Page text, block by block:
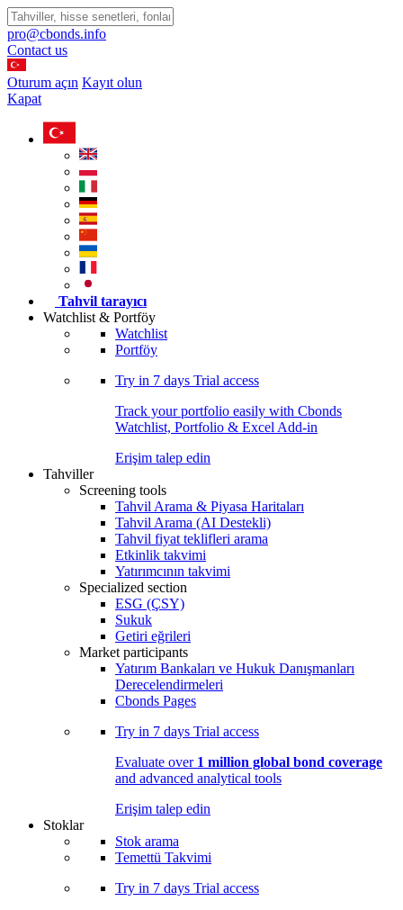
pro@cbonds.info
Contact us
Oturum açın Kayıt olun
Kapat
Tahvil tarayıcı
Watchlist & Portföy
Watchlist
Portföy
Try in 7 days Trial access
Track your portfolio easily with Cbonds
Watchlist, Portfolio & Excel Add-in
Erişim talep edin
Tahviller
Screening tools
Tahvil Arama & Piyasa Haritaları
Tahvil Arama (AI Destekli)
Tahvil fiyat teklifleri arama
Etkinlik takvimi
Yatırımcının takvimi
Specialized section
ESG (ÇSY)
Sukuk
Getiri eğrileri
Market participants
Yatırım Bankaları ve Hukuk Danışmanları
Derecelendirmeleri
Cbonds Pages
Try in 7 days Trial access
Evaluate over 1 million global bond coverage
and advanced analytical tools
Erişim talep edin
Stoklar
Stok arama
Temettü Takvimi
Try in 7 days Trial access